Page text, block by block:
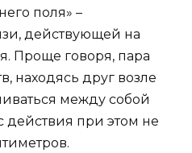
поля» –
действующей на
Проще говоря, пара
находясь друг возле
между собой
при этом не